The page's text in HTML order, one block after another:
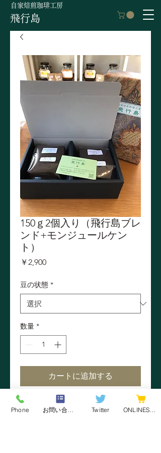
自家焙煎珈琲工房
飛行島
150ｇ2個入り（飛行島ブレ
ンド+モンジュールケン
ト）
￥2,900価
豆の状態 *
数量 *
カートに追加する
今すぐ購入
Phone お問い合わせフォーム Twitter